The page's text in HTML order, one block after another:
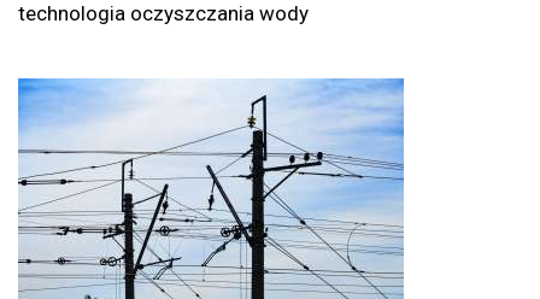
technologia oczyszczania wody